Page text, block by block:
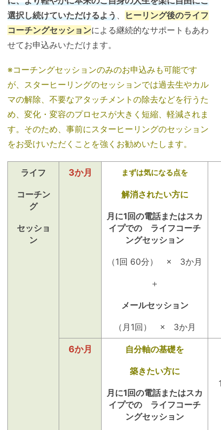
選択し続けていただけるよう、
ヒーリング後のライフ
コーチングセッションによる継続的なサポートもあわ
せてお申込みいただけます。
※コーチングセッションのみのお申込みも可能です
が、スターヒーリングのセッションでは過去生やカル
マの解除、不要なアタッチメントの除去などを行うた
め、変化・変容のプロセスが大きく短縮、軽減されま
す。そのため、事前にスターヒーリングのセッション
をお受けいただくことを強くお勧めいたします。
ライフ
コーチン
グ
セッショ
ン
3か月 まずは気になる点を
解消されたい方に
月に1回の電話またはスカ
イプでの ライフコーチ
ングセッション
（1回 60分） × 3か月
＋
メールセッション
（月1回） × 3か月
6か月 自分軸の基礎を
築きたい方に
月に1回の電話またはスカ
イプでの ライフコーチ
ングセッション